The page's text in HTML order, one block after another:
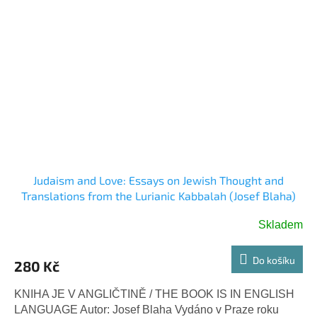
Judaism and Love: Essays on Jewish Thought and
Translations from the Lurianic Kabbalah (Josef Blaha)
Skladem
280 Kč Do košíku
KNIHA JE V ANGLIČTINĚ / THE BOOK IS IN ENGLISH
LANGUAGE Autor: Josef Blaha Vydáno v Praze roku